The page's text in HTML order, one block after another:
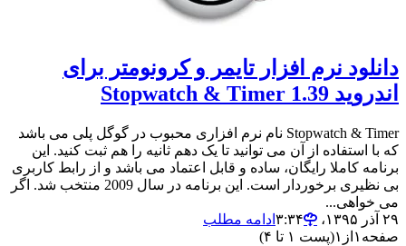
دانلود نرم افزار تایمر و کرونومتر برای
اندروید Stopwatch & Timer 1.39
Stopwatch & Timer نام نرم افزاری محبوب در گوگل پلی می باشد
که با استفاده از آن می توانید تا یک دهم ثانیه را هم ثبت کنید. این
برنامه کاملا رایگان، ساده و قابل اعتماد می باشد و از رابط کاربری
بی نظیری برخوردار است. این برنامه در سال 2009 منتخب شد. اگر
می خواهی...
۲۹ آذر ۱۳۹۵،‏ ۳:۳۴
ادامه مطلب
صفحه ۱ از ۱(پست ۱ تا ۴)